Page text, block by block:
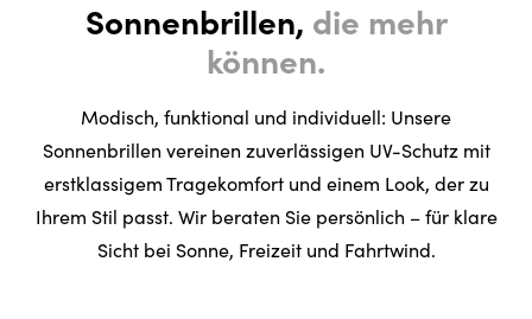
Sonnenbrillen, die mehr
können.
Modisch, funktional und individuell: Unsere
Sonnenbrillen vereinen zuverlässigen UV-Schutz mit
erstklassigem Tragekomfort und einem Look, der zu
Ihrem Stil passt. Wir beraten Sie persönlich – für klare
Sicht bei Sonne, Freizeit und Fahrtwind.